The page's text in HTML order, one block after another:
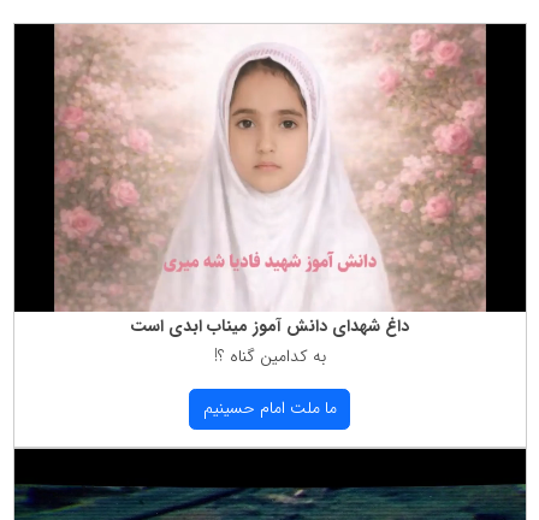
داغ شهدای دانش آموز میناب ابدی است
به كدامین گناه ؟!
ما ملت امام حسینیم